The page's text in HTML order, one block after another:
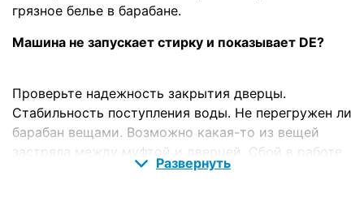
грязное белье в барабане.
Машина не запускает стирку и показывает DE?
Проверьте надежность закрытия дверцы.
Стабильность поступления воды. Не перегружен ли
барабан вещами. Возможно какая-то из вещей
застряла между муфтой и дверцей. Сбой в работе
электронной блокировки.Развернуть